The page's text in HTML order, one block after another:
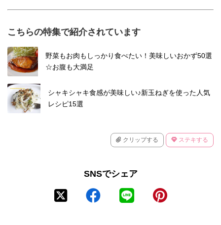
こちらの特集で紹介されています
野菜もお肉もしっかり食べたい！美味しいおかず50選
☆お腹も大満足
シャキシャキ食感が美味しい♪新玉ねぎを使った人気
レシピ15選
クリップする ステキする
SNSでシェア